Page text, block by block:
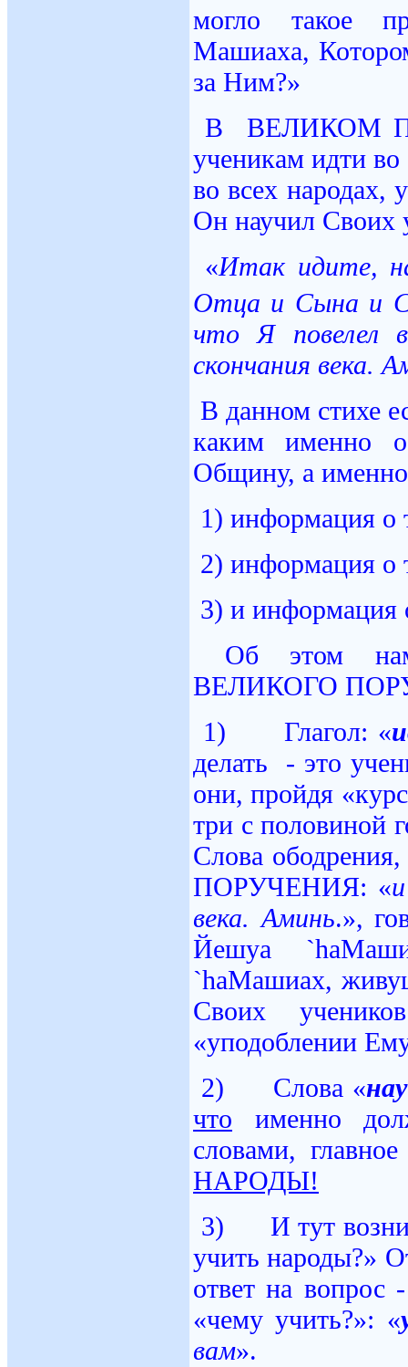
могло такое
Машиаха,
за Ним?»
В ВЕЛИКОМ
ученикам идти во
во всех народах,
Он научил Своих
«Итак идите,
Отца и Сына и
что
Я повелел
скончания века.
В данном стихе
каким именно
Общину, а
1) информация о
2) информация о
3) и
Об этом нам
ВЕЛИКОГО
1) Глагол: «
делать - это
они, пройдя
три с половиной
Слова
ПОРУЧЕНИЯ: «и
века. Аминь.»,
Йешуа
`hаМашиах,
Своих
«уподоблении
2) Слова «
что именно
словами,
НАРОДЫ!
3) И тут
учить народы?»
ответ на вопрос
«чему учить?»: «
вам».